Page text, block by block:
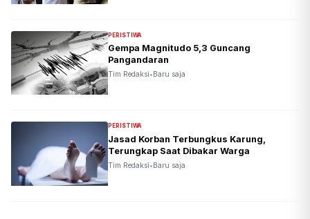
PERISTIWA
Gempa Magnitudo 5,3 Guncang
Pangandaran
Tim Redaksi• Baru saja
PERISTIWA
Jasad Korban Terbungkus Karung,
Terungkap Saat Dibakar Warga
Tim Redaksi•Baru saja